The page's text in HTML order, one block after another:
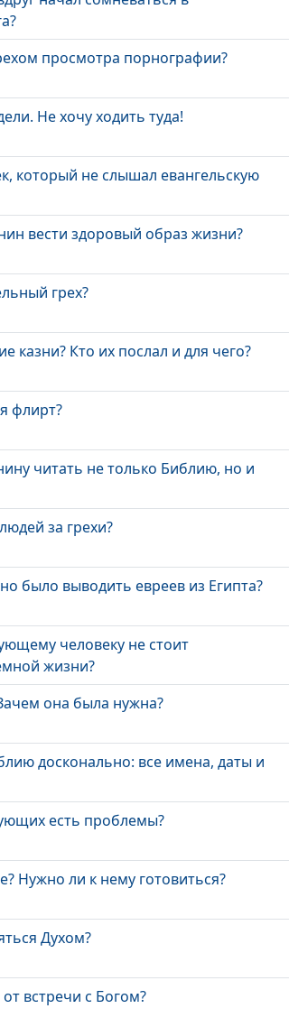
просмотра порнографии?
Не хочу ходить туда!
который не слышал евангельскую
вести здоровый образ жизни?
грех?
казни? Кто их послал и для чего?
флирт?
читать не только Библию, но и
за грехи?
было выводить евреев из Египта?
человеку не стоит
жизни?
она была нужна?
досконально: все имена, даты и
есть проблемы?
Нужно ли к нему готовиться?
Духом?
встречи с Богом?